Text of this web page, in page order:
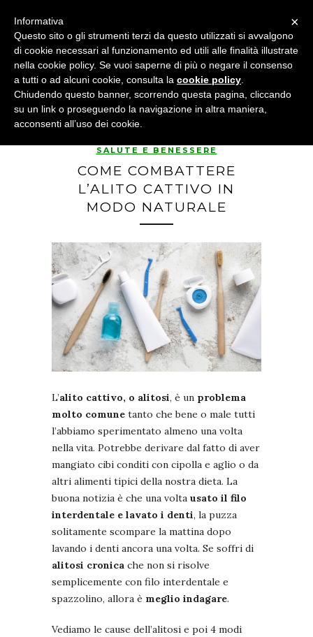
SALUTE E BENESSERE
COME COMBATTERE
L’ALITO CATTIVO IN
MODO NATURALE
L’alito cattivo, o alitosi, è un problema
molto comune tanto che bene o male tutti
l’abbiamo sperimentato almeno una volta
nella vita. Potrebbe derivare dal fatto di aver
mangiato cibi conditi con cipolla e aglio o da
altri alimenti tipici della nostra dieta. La
buona notizia è che una volta usato il filo
interdentale e lavato i denti, la puzza
solitamente scompare la mattina dopo
lavando i denti ancora una volta. Se soffri di
alitosi cronica che non si risolve
semplicemente con filo interdentale e
spazzolino, allora è meglio indagare.
Vediamo le cause dell’alitosi e poi 4 modi
×
Informativa
Questo sito o gli strumenti terzi da questo utilizzati si avvalgono
di cookie necessari al funzionamento ed utili alle finalità illustrate
nella cookie policy. Se vuoi saperne di più o negare il consenso
a tutti o ad alcuni cookie, consulta la cookie policy
Chiudendo questo banner, scorrendo questa pagina, cliccando
su un link o proseguendo la navigazione in altra maniera,
acconsenti all’uso dei cookie.